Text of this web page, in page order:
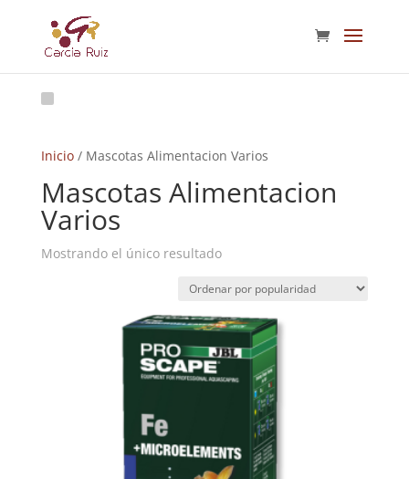
Inicio/ Mascotas Alimentacion Varios
Mascotas Alimentacion
Varios
Mostrando el único resultado